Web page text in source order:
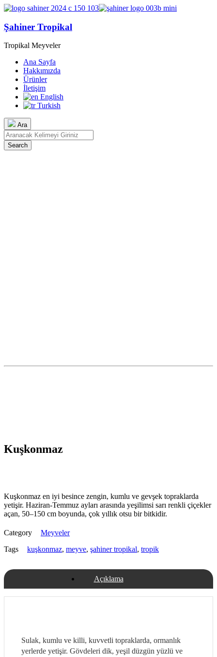
Şahiner Tropikal
Tropikal Meyveler
Ana Sayfa
Hakkımızda
Ürünler
İletişim
English
Turkish
Ara
Kuşkonmaz
Kuşkonmaz en iyi besince zengin, kumlu ve gevşek topraklarda
yetişir. Haziran-Temmuz ayları arasında yeşilimsi sarı renkli çiçekler
açan, 50–150 cm boyunda, çok yıllık otsu bir bitkidir.
Category
Meyveler
Tags
kuşkonmaz, meyve, şahiner tropikal, tropik
Açıklama
Sulak, kumlu ve killi, kuvvetli topraklarda, ormanlık
yerlerde yetişir. Gövdeleri dik, yeşil düzgün yüzlü ve